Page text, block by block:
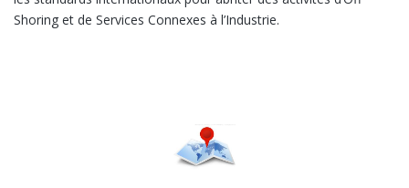
Shoring et de Services Connexes à l’Industrie.